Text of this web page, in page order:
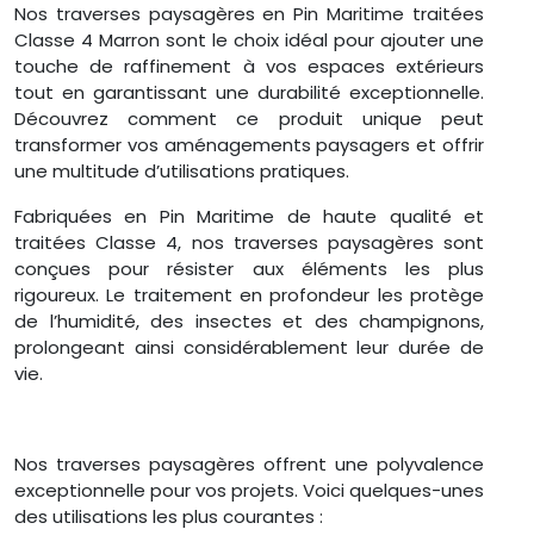
Nos traverses paysagères en Pin Maritime traitées
Classe 4 Marron sont le choix idéal pour ajouter une
touche de raffinement à vos espaces extérieurs
tout en garantissant une durabilité exceptionnelle.
Découvrez comment ce produit unique peut
transformer vos aménagements paysagers et offrir
une multitude d’utilisations pratiques.
Fabriquées en Pin Maritime de haute qualité et
traitées Classe 4, nos traverses paysagères sont
conçues pour résister aux éléments les plus
rigoureux. Le traitement en profondeur les protège
de l’humidité, des insectes et des champignons,
prolongeant ainsi considérablement leur durée de
vie.
Nos traverses paysagères offrent une polyvalence
exceptionnelle pour vos projets. Voici quelques-unes
des utilisations les plus courantes :